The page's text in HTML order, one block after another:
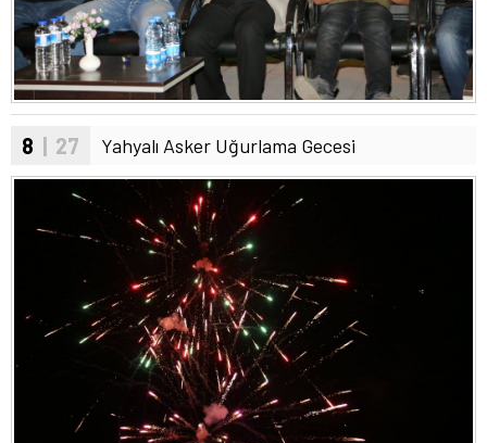
8 | 27 Yahyalı Asker Uğurlama Gecesi